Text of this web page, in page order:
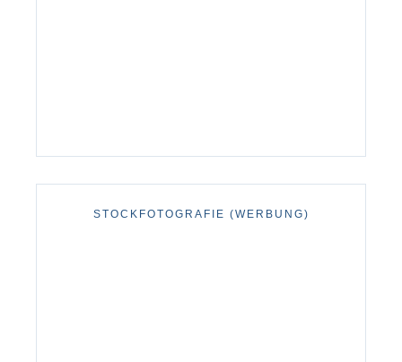
STOCKFOTOGRAFIE (WERBUNG)